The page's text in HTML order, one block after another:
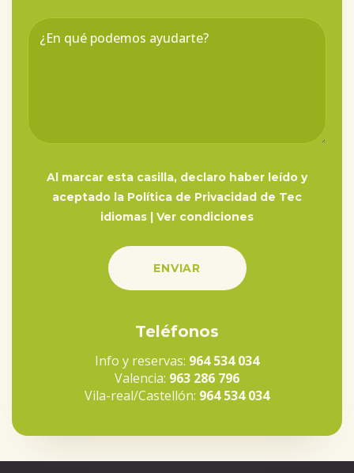
Al marcar esta casilla, declaro haber leído y
aceptado la Política de Privacidad de Tec
idiomas | Ver condiciones
Teléfonos
Info y reservas: 964 534 034
Valencia: 963 286 796
Vila-real/Castellón: 964 534 034